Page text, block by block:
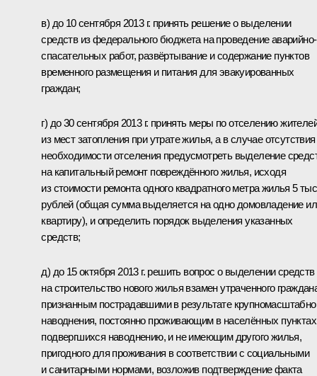
в) до 10 сентября 2013 г. принять решение о выделении
средств из федерального бюджета на проведение аварийно-
спасательных работ, развёртывание и содержание пунктов
временного размещения и питания для эвакуированных
граждан;
г) до 30 сентября 2013 г. принять меры по отселению
из мест затопления при утрате жилья, а в случае отсутствия
необходимости отселения предусмотреть выделение
на капитальный ремонт повреждённого жилья, исходя
из стоимости ремонта одного квадратного метра жилья 5
рублей (общая сумма выделяется на одно домовладение
квартиру), и определить порядок выделения указанных
средств;
д) до 15 октября 2013 г. решить вопрос о выделении средств
на строительство нового жилья взамен утраченного
признанным пострадавшими в результате
наводнения, постоянно проживающим в населённых
подвергшихся наводнению, и не имеющим другого жилья,
пригодного для проживания в соответствии с социальными
и санитарными нормами, возложив подтверждение факта